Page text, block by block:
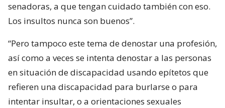
senadoras, a que tengan cuidado también con eso.
Los insultos nunca son buenos”.
“Pero tampoco este tema de denostar una profesión,
así como a veces se intenta denostar a las personas
en situación de discapacidad usando epítetos que
refieren una discapacidad para burlarse o para
intentar insultar, o a orientaciones sexuales